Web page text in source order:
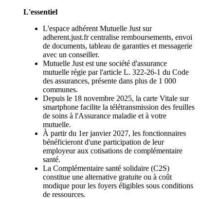
L'essentiel
L'espace adhérent Mutuelle Just sur
adherent.just.fr centralise remboursements, envoi
de documents, tableau de garanties et messagerie
avec un conseiller.
Mutuelle Just est une société d'assurance
mutuelle régie par l'article L. 322-26-1 du Code
des assurances, présente dans plus de 1 000
communes.
Depuis le 18 novembre 2025, la carte Vitale sur
smartphone facilite la télétransmission des feuilles
de soins à l'Assurance maladie et à votre
mutuelle.
À partir du 1er janvier 2027, les fonctionnaires
bénéficieront d'une participation de leur
employeur aux cotisations de complémentaire
santé.
La Complémentaire santé solidaire (C2S)
constitue une alternative gratuite ou à coût
modique pour les foyers éligibles sous conditions
de ressources.